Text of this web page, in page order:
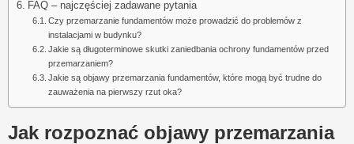
FAQ – najczęściej zadawane pytania
Czy przemarzanie fundamentów może prowadzić do problemów z
instalacjami w budynku?
Jakie są długoterminowe skutki zaniedbania ochrony fundamentów przed
przemarzaniem?
Jakie są objawy przemarzania fundamentów, które mogą być trudne do
zauważenia na pierwszy rzut oka?
Jak rozpoznać objawy przemarzania